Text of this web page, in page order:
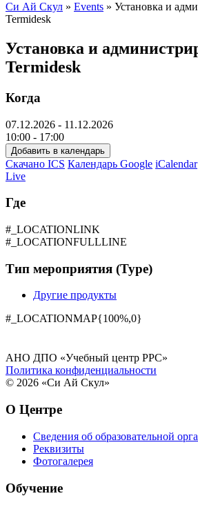
Си Ай Скул » Events » Установка и
Termidesk
Установка и
Termidesk
Когда
07.12.2026 - 11.12.2026
10:00 - 17:00
Добавить в календарь
Скачано ICS Календарь Google iCalendar
Live
Где
#_LOCATIONLINK
#_LOCATIONFULLLINE
Тип мероприятия (Type)
Другие продукты
#_LOCATIONMAP{100%,0}
АНО ДПО «Учебный центр РРС»
Политика конфиденциальности
© 2026 «Си Ай Скул»
О Центре
Сведения об образовательной
Реквизиты
Фотогалерея
Обучение